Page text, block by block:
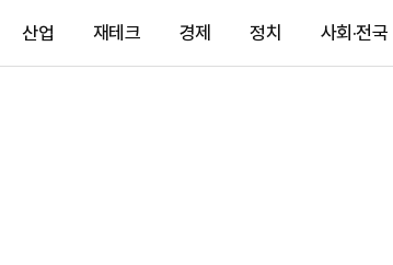
산업 재테크 경제 정치 사회·전국